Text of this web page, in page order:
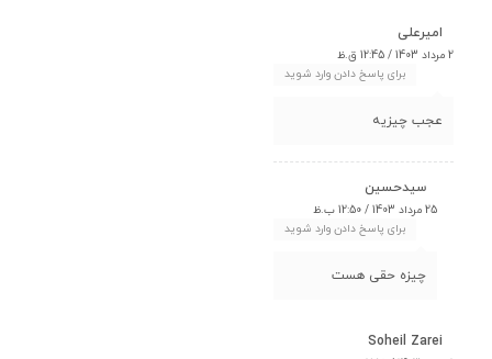
امیرعلی
2 مرداد 1403 / 12:45 ق.ظ
برای پاسخ دادن وارد شوید
عجب چیزیه
سیدحسین
25 مرداد 1403 / 12:50 ب.ظ
برای پاسخ دادن وارد شوید
چیزه حقی هست
Soheil Zarei